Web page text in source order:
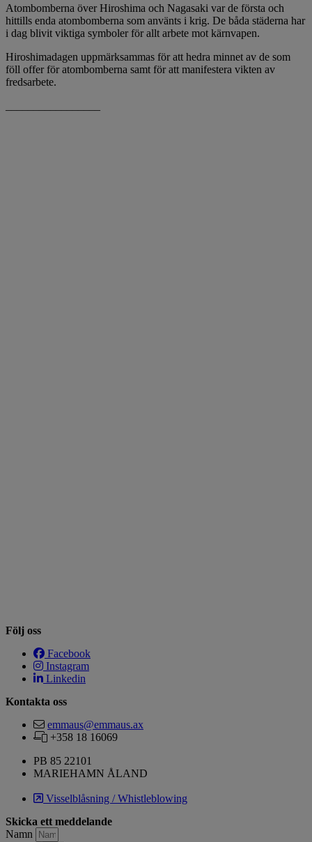
Atombomberna över Hiroshima och Nagasaki var de första och
hittills enda atombomberna som använts i krig. De båda städerna har
i dag blivit viktiga symboler för allt arbete mot kärnvapen.
Hiroshimadagen uppmärksammas för att hedra minnet av de som
föll offer för atombomberna samt för att manifestera vikten av
fredsarbete.
Följ oss
Facebook
Instagram
Linkedin
Kontakta oss
emmaus@emmaus.ax
+358 18 16069
PB 85 22101
MARIEHAMN ÅLAND
Visselblåsning / Whistleblowing
Skicka ett meddelande
Namn